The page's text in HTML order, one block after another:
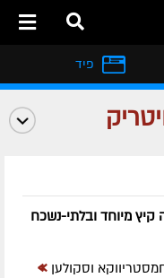
קיץ מיוחד ובלתי-נשכח
וסקולען »